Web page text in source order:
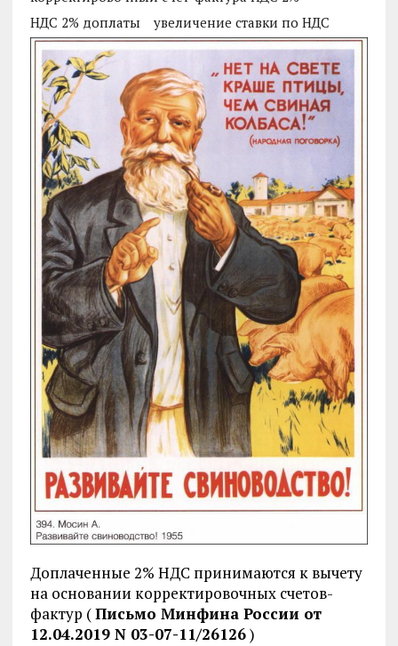
НДС 2% доплаты
увеличение ставки по НДС
Доплаченные 2% НДС принимаются к вычету
на основании корректировочных счетов-
фактур (Письмо Минфина России от
12.04.2019 N 03-07-11/26126)